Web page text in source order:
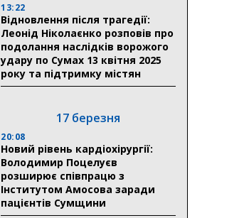
13:22
Відновлення після трагедії:
Леонід Ніколаєнко розповів про
подолання наслідків ворожого
удару по Сумах 13 квітня 2025
року та підтримку містян
17 березня
20:08
Новий рівень кардіохірургії:
Володимир Поцелуєв
розширює співпрацю з
Інститутом Амосова заради
пацієнтів Сумщини